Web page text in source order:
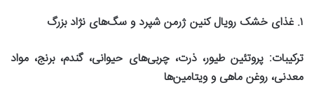
۱.غذای خشک رویال کنین ژرمن شپرد و سگ‌های نژاد بزرگ
ترکیبات:پروتئین طیور، ذرت، چربی‌های حیوانی، گندم، برنج، مواد
معدنی، روغن ماهی و ویتامین‌ها